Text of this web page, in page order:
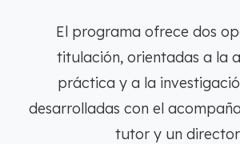
El programa ofrece dos
titulación, orientadas a la
práctica y a la
desarrolladas con el
tutor y un